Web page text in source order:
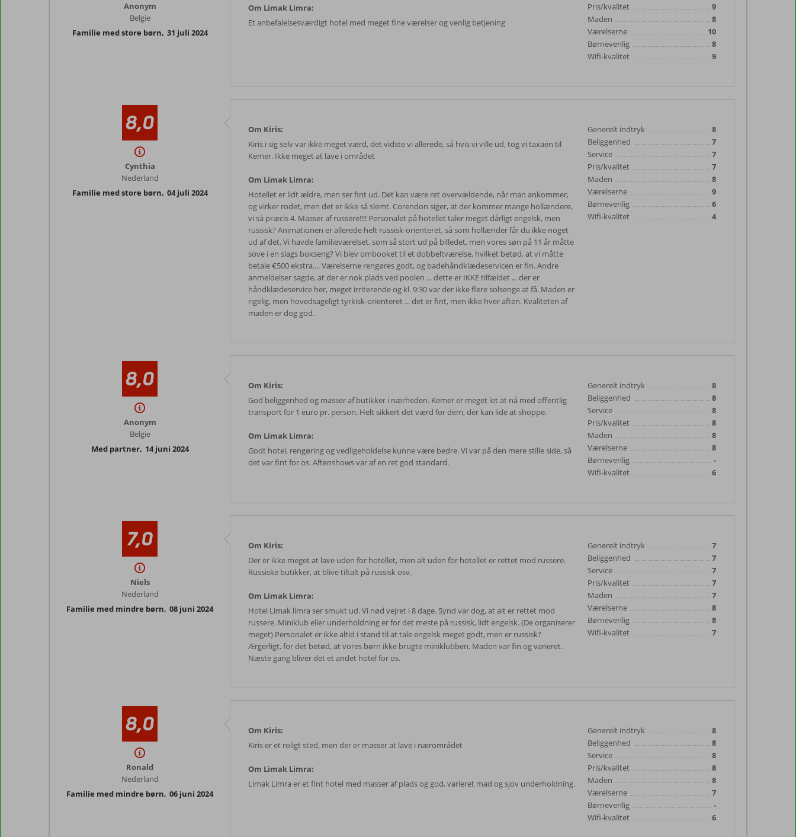
Anonym
Belgie
Familie med store børn, 31 juli 2024
Om Limak Limra:
Et anbefalelsesværdigt hotel med meget fine værelser og venlig betjening
Pris/kvalitet
9
Maden
8
Værelserne
10
Børnevenlig
8
Wifi-kvalitet
9
8,0
Cynthia
Nederland
Familie med store børn, 04 juli 2024
Om Kiris:
Kiris i sig selv var ikke meget værd, det vidste vi allerede, så hvis vi ville ud, tog vi taxaen til
Kemer. Ikke meget at lave i området
Om Limak Limra:
Hotellet er lidt ældre, men ser fint ud. Det kan være ret overvældende, når man ankommer,
og virker rodet, men det er ikke så slemt. Corendon siger, at der kommer mange hollændere,
vi så præcis 4. Masser af russere!!!! Personalet på hotellet taler meget dårligt engelsk, men
russisk? Animationen er allerede helt russisk-orienteret, så som hollænder får du ikke noget
ud af det. Vi havde familieværelset, som så stort ud på billedet, men vores søn på 11 år måtte
sove i en slags boxseng? Vi blev ombooket til et dobbeltværelse, hvilket betød, at vi måtte
betale €500 ekstra.... Værelserne rengøres godt, og badehåndklædeservicen er fin. Andre
anmeldelser sagde, at der er nok plads ved poolen ... dette er IKKE tilfældet ... der er
håndklædeservice her, meget irriterende og kl. 9:30 var der ikke flere solsenge at få. Maden er
rigelig, men hovedsageligt tyrkisk-orienteret ... det er fint, men ikke hver aften. Kvaliteten af
maden er dog god.
Generelt indtryk
8
Beliggenhed
7
Service
7
Pris/kvalitet
7
Maden
8
Værelserne
9
Børnevenlig
6
Wifi-kvalitet
4
8,0
Anonym
Belgie
Med partner, 14 juni 2024
Om Kiris:
God beliggenhed og masser af butikker i nærheden. Kemer er meget let at nå med offentlig
transport for 1 euro pr. person. Helt sikkert det værd for dem, der kan lide at shoppe.
Om Limak Limra:
Godt hotel, rengøring og vedligeholdelse kunne være bedre. Vi var på den mere stille side, så
det var fint for os. Aftenshows var af en ret god standard.
Generelt indtryk
8
Beliggenhed
8
Service
8
Pris/kvalitet
8
Maden
8
Værelserne
8
Børnevenlig
-
Wifi-kvalitet
6
7,0
Niels
Nederland
Familie med mindre børn, 08 juni 2024
Om Kiris:
Der er ikke meget at lave uden for hotellet, men alt uden for hotellet er rettet mod russere.
Russiske butikker, at blive tiltalt på russisk osv.
Om Limak Limra:
Hotel Limak limra ser smukt ud. Vi nød vejret i 8 dage. Synd var dog, at alt er rettet mod
russere. Miniklub eller underholdning er for det meste på russisk, lidt engelsk. (De organiserer
meget) Personalet er ikke altid i stand til at tale engelsk meget godt, men er russisk?
Ærgerligt, for det betød, at vores børn ikke brugte miniklubben. Maden var fin og varieret.
Næste gang bliver det et andet hotel for os.
Generelt indtryk
7
Beliggenhed
7
Service
7
Pris/kvalitet
7
Maden
7
Værelserne
8
Børnevenlig
8
Wifi-kvalitet
7
8,0
Ronald
Nederland
Familie med mindre børn, 06 juni 2024
Om Kiris:
Kiris er et roligt sted, men der er masser at lave i nærområdet
Om Limak Limra:
Limak Limra er et fint hotel med masser af plads og god, varieret mad og sjov underholdning.
Generelt indtryk
8
Beliggenhed
8
Service
8
Pris/kvalitet
8
Maden
8
Værelserne
7
Børnevenlig
-
Wifi-kvalitet
6